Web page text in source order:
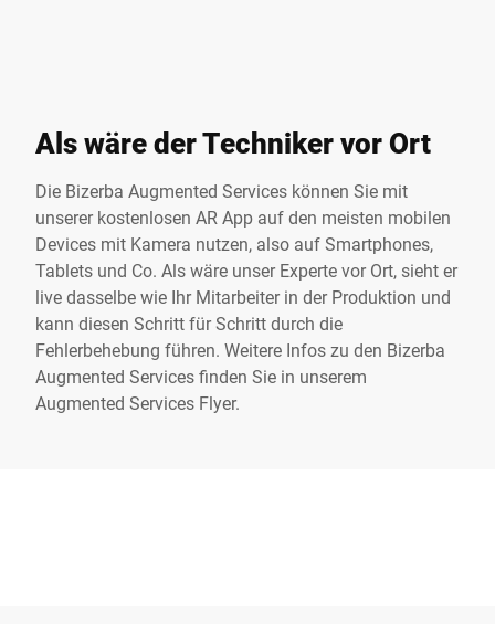
Als wäre der Techniker vor Ort
Die Bizerba Augmented Services können Sie mit
unserer kostenlosen AR App auf den meisten mobilen
Devices mit Kamera nutzen, also auf Smartphones,
Tablets und Co. Als wäre unser Experte vor Ort, sieht er
live dasselbe wie Ihr Mitarbeiter in der Produktion und
kann diesen Schritt für Schritt durch die
Fehlerbehebung führen. Weitere Infos zu den Bizerba
Augmented Services finden Sie in unserem
Augmented Services Flyer.